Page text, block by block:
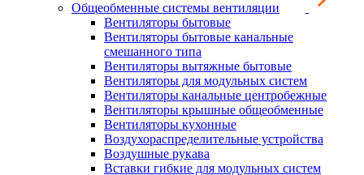
Общеобменные системы вентиляции
Вентиляторы бытовые
Вентиляторы бытовые канальные
смешанного типа
Вентиляторы вытяжные бытовые
Вентиляторы для модульных систем
Вентиляторы канальные центробежные
Вентиляторы крышные общеобменные
Вентиляторы кухонные
Воздухораспределительные устройства
Воздушные рукава
Вставки гибкие для модульных систем